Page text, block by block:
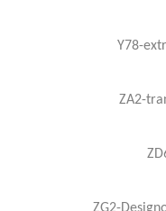
Y78-
ZA2-